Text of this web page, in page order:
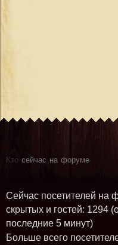
Кто сейчас на форуме
Сейчас посетителей на
скрытых и гостей: 1294
последние 5 минут)
Больше всего